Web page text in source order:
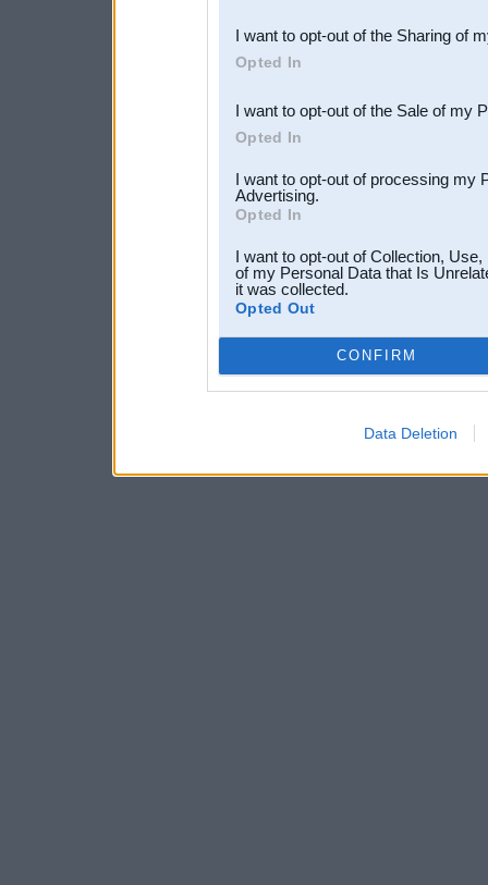
Downstream Participants
third parties.
I want to opt-out of the Sharing of
Opted In
I want to opt-out of the Sale of my
Opted In
I want to opt-out of processing my
Advertising.
Opted In
I want to opt-out of Collection,
of my Personal Data that Is
it was collected.
Opted Out
CONFIRM
Data Deletion